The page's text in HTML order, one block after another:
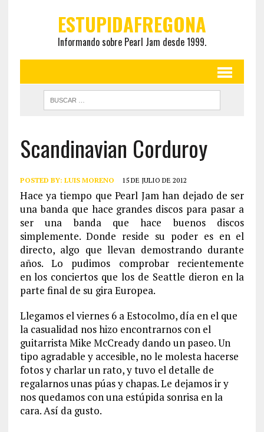
ESTUPIDAFREGONA
Informando sobre Pearl Jam desde 1999.
Scandinavian Corduroy
POSTED BY: LUIS MORENO 15 DE JULIO DE 2012
Hace ya tiempo que Pearl Jam han dejado de ser
una banda que hace grandes discos para pasar a
ser una banda que hace buenos discos
simplemente. Donde reside su poder es en el
directo, algo que llevan demostrando durante
años. Lo pudimos comprobar recientemente
en los conciertos que los de Seattle dieron en la
parte final de su gira Europea.
Llegamos el viernes 6 a Estocolmo, día en el que
la casualidad nos hizo encontrarnos con el
guitarrista Mike McCready dando un paseo. Un
tipo agradable y accesible, no le molesta hacerse
fotos y charlar un rato, y tuvo el detalle de
regalarnos unas púas y chapas. Le dejamos ir y
nos quedamos con una estúpida sonrisa en la
cara. Así da gusto.